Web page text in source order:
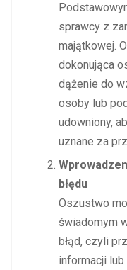
sprawcy z
majątkowej.
dokonująca
dążenie do
osoby lub
udowniony,
uznane za
błędu
Oszustwo
świadomym
błąd, czyli
informacji